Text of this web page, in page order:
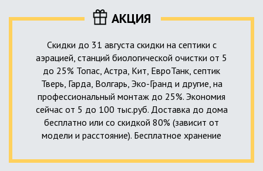
АКЦИЯ
Скидки до 31 августа скидки на септики с
аэрацией, станций биологической очистки от 5
до 25% Топас, Астра, Кит, ЕвроТанк, септик
Тверь, Гарда, Волгарь, Эко-Гранд и другие, на
профессиональный монтаж до 25%. Экономия
сейчас от 5 до 100 тыс.руб. Доставка до дома
бесплатно или со скидкой 80% (зависит от
модели и расстояние). Бесплатное хранение